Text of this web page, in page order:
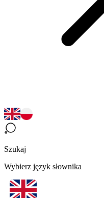
Szukaj
Wybierz język słownika